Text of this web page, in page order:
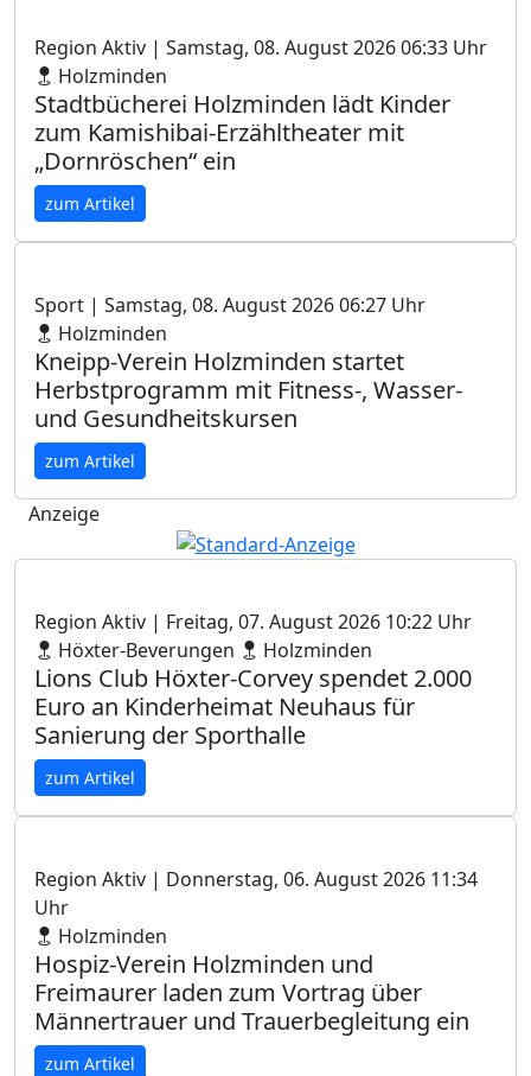
Region Aktiv | Samstag, 08. August 2026 06:33 Uhr
Holzminden
Stadtbücherei Holzminden lädt Kinder
zum Kamishibai-Erzähltheater mit
„Dornröschen“ ein
zum Artikel
Sport | Samstag, 08. August 2026 06:27 Uhr
Holzminden
Kneipp-Verein Holzminden startet
Herbstprogramm mit Fitness-, Wasser-
und Gesundheitskursen
zum Artikel
Anzeige
Region Aktiv | Freitag, 07. August 2026 10:22 Uhr
Höxter-Beverungen
Holzminden
Lions Club Höxter-Corvey spendet 2.000
Euro an Kinderheimat Neuhaus für
Sanierung der Sporthalle
zum Artikel
Region Aktiv | Donnerstag, 06. August 2026 11:34
Uhr
Holzminden
Hospiz-Verein Holzminden und
Freimaurer laden zum Vortrag über
Männertrauer und Trauerbegleitung ein
zum Artikel